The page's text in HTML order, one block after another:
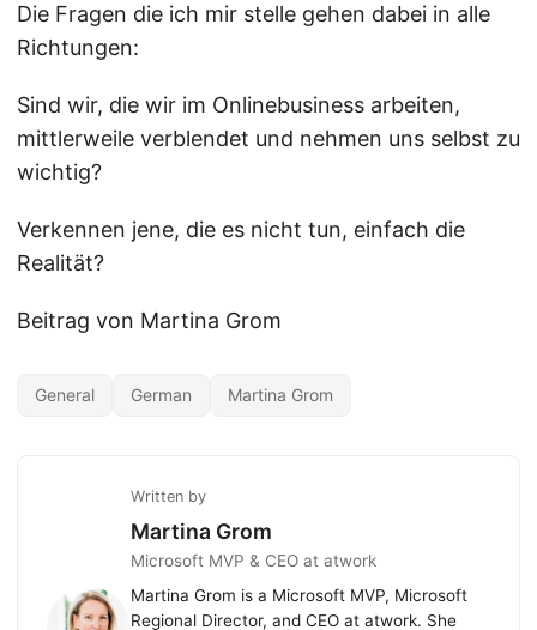
Die Fragen die ich mir stelle gehen dabei in alle
Richtungen:
Sind wir, die wir im Onlinebusiness arbeiten,
mittlerweile verblendet und nehmen uns selbst zu
wichtig?
Verkennen jene, die es nicht tun, einfach die
Realität?
Beitrag von Martina Grom
General German Martina Grom
Written by
Martina Grom
Microsoft MVP & CEO at atwork
Martina Grom is a Microsoft MVP, Microsoft
Regional Director, and CEO at atwork. She